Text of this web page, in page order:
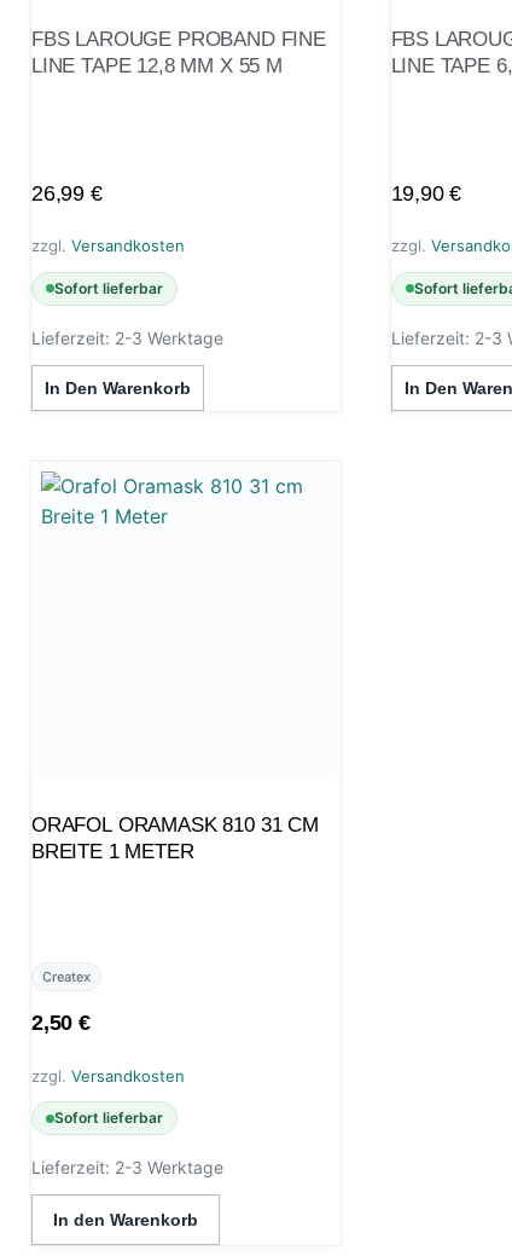
FBS LAROUGE PROBAND FINE
LINE TAPE 12,8 MM X 55 M
26,99 €
zzgl. Versandkosten
Sofort lieferbar
Lieferzeit: 2-3 Werktage
In Den Warenkorb
FBS
LINE TAPE
19,90€
zzgl.
Sofort
Lieferzeit: 2-3
In Den
ORAFOL ORAMASK 810 31 CM
BREITE 1 METER
Createx
2,50€
zzgl. Versandkosten
Sofort lieferbar
Lieferzeit: 2-3 Werktage
In den Warenkorb